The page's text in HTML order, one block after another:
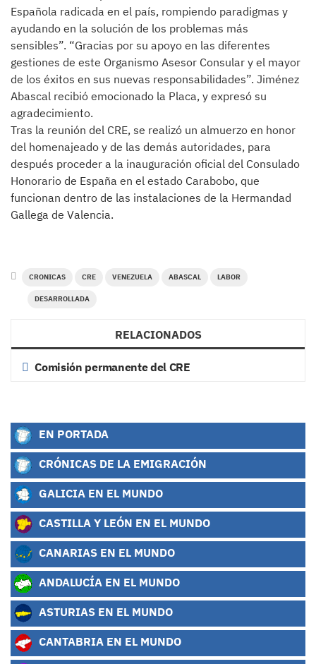
Española radicada en el país, rompiendo paradigmas y
ayudando en la solución de los problemas más
sensibles”. “Gracias por su apoyo en las diferentes
gestiones de este Organismo Asesor Consular y el mayor
de los éxitos en sus nuevas responsabilidades”. Jiménez
Abascal recibió emocionado la Placa, y expresó su
agradecimiento.
Tras la reunión del CRE, se realizó un almuerzo en honor
del homenajeado y de las demás autoridades, para
después proceder a la inauguración oficial del Consulado
Honorario de España en el estado Carabobo, que
funcionan dentro de las instalaciones de la Hermandad
Gallega de Valencia.
CRONICAS CRE VENEZUELA ABASCAL LABOR
DESARROLLADA
RELACIONADOS
Comisión permanente del CRE
EN PORTADA
CRÓNICAS DE LA EMIGRACIÓN
GALICIA EN EL MUNDO
CASTILLA Y LEÓN EN EL MUNDO
CANARIAS EN EL MUNDO
ANDALUCÍA EN EL MUNDO
ASTURIAS EN EL MUNDO
CANTABRIA EN EL MUNDO